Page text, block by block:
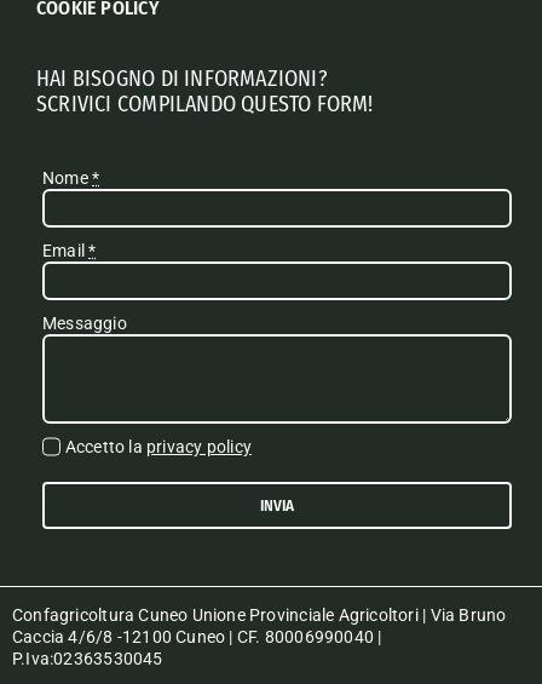
COOKIE POLICY
HAI BISOGNO DI INFORMAZIONI?
SCRIVICI COMPILANDO QUESTO FORM!
Nome*
Email*
Messaggio
Accetto la privacy policy
INVIA
Confagricoltura Cuneo Unione Provinciale Agricoltori | Via Bruno
Caccia 4/6/8 -12100 Cuneo | CF. 80006990040 |
P.Iva:02363530045